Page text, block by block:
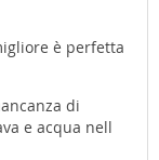
è perfetta
di
e acqua nell